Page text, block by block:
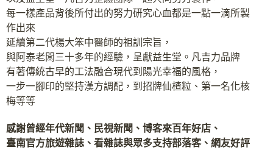
每一樣產品背後所付出的努力研究心血都是一點一滴所製
作出來
延續第二代楊大笨中醫師的祖訓宗旨，
與阿泰老闆三十多年的經驗，呈獻益生堂。凡吉力品牌
有著傳統古早的工法融合現代到陽光幸福的風格，
一步一腳印的堅持漢方調配，到招牌仙楂粒、第一名化核
梅等等
感謝曾經年代新聞、民視新聞、博客來百年好店、
臺南官方旅遊雜誌、看雜誌與眾多支持部落客、網友好評